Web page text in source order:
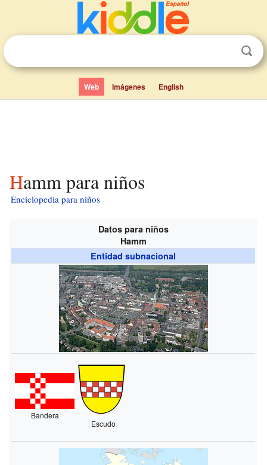
Web Imágenes English
Hamm para niños
Enciclopedia para niños
Datos para niños
Hamm
Entidad subnacional
Bandera
Escudo